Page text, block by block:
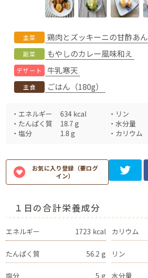
主菜 鶏肉とズッキーニの甘酢あん
副菜 もやしのカレー風味和え
デザート 牛乳寒天
主食 ごはん（180g）
・ エネルギー 634 kcal ・ リン
・ たんぱく質 18.7 g ・ 水分量
・ 塩分 1.8 g ・ カリウム
お気に入り登録（要ログ
イン）
１日の合計栄養成分
エネルギー 1723 kcal カリウム
たんぱく質 56.2 g リン
塩分 5 g 水分量